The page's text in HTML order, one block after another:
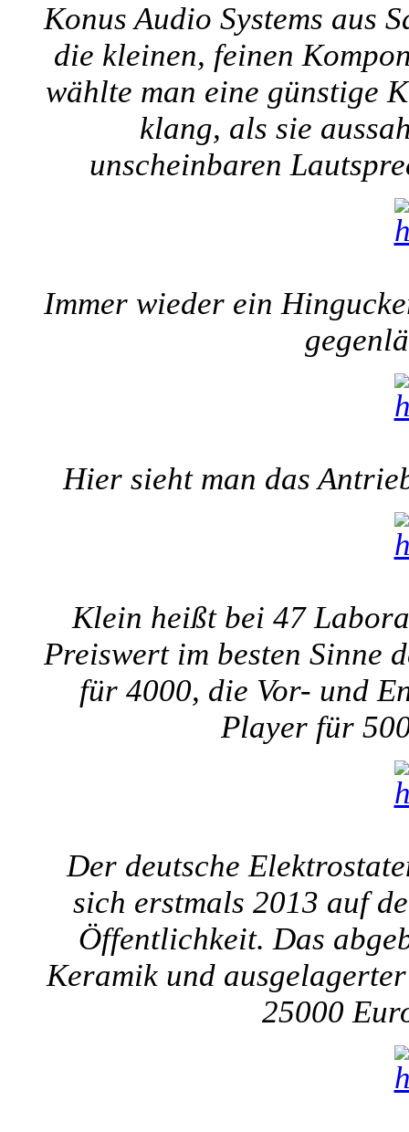
Konus Audio Systems aus
die kleinen, feinen
wählte man eine günstige
klang, als sie
unscheinbaren
Immer wieder ein
Hier sieht man das
Klein heißt bei 47
Preiswert im besten Sinne
für 4000, die Vor- und
Player für
Der deutsche
sich erstmals 2013 auf
Öffentlichkeit. Das
Keramik und
25000